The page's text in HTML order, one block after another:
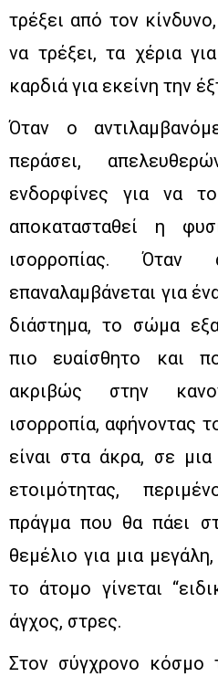
τρέξει από τον
να τρέξει, τα χέρια
καρδιά για εκείνη την
Όταν ο
περάσει,
ενδορφίνες για να
αποκατασταθεί η
ισορροπίας.
επαναλαμβάνεται για
διάστημα, το σώμα
πιο ευαίσθητο και
ακριβώς στην
ισορροπία, αφήνοντας
είναι στα άκρα, σε
ετοιμότητας,
πράγμα που θα πάει
θεμέλιο για μια
το άτομο γίνεται
άγχος, στρες.
Στον σύγχρονο κόσμο